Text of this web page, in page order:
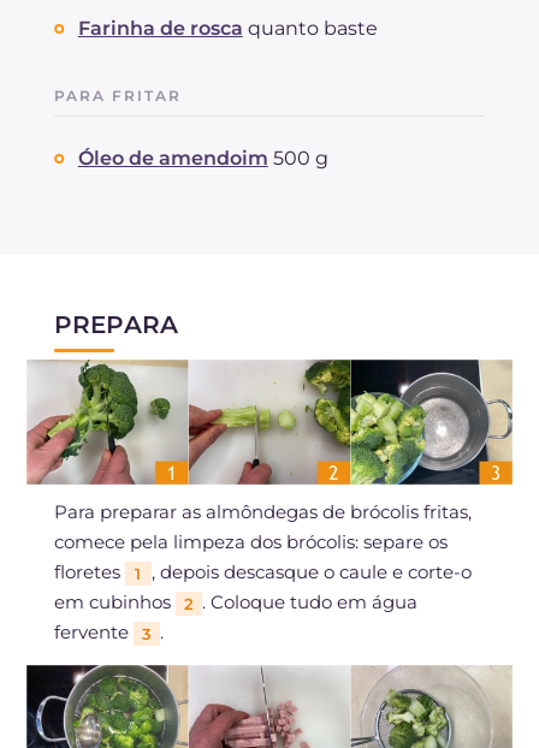
Farinha de rosca quanto baste
PARA FRITAR
Óleo de amendoim 500 g
PREPARA
Para preparar as almôndegas de brócolis fritas,
comece pela limpeza dos brócolis: separe os
floretes
1
, depois descasque o caule e corte-o
em cubinhos
2 . Coloque tudo em água
fervente
3 .